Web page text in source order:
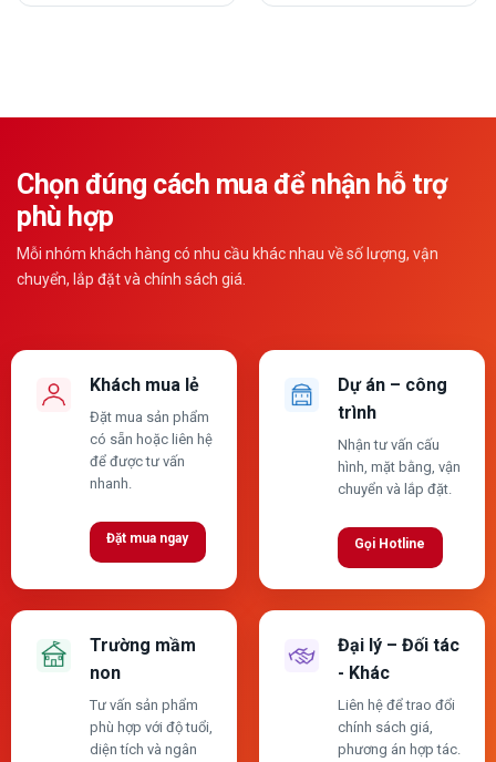
Chọn đúng cách mua để nhận hỗ trợ
phù hợp
Mỗi nhóm khách hàng có nhu cầu khác nhau về số lượng, vận
chuyển, lắp đặt và chính sách giá.
Khách mua lẻ
Đặt mua sản phẩm
có sẵn hoặc liên hệ
để được tư vấn
nhanh.
Đặt mua ngay
Dự án – công
trình
Nhận tư vấn cấu
hình, mặt bằng, vận
chuyển và lắp đặt.
Gọi Hotline
Trường mầm
non
Tư vấn sản phẩm
phù hợp với độ tuổi,
diện tích và ngân
Đại lý – Đối tác
- Khác
Liên hệ để trao đổi
chính sách giá,
phương án hợp tác.